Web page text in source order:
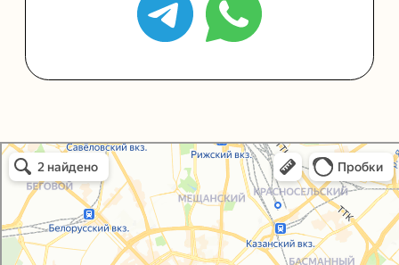
Упаковали Онлайн в Москве
Москва
© 2021-2025, ООО "УПАКОВАЛИ ОНЛАЙН"
Сайт разработала
bogac hevas